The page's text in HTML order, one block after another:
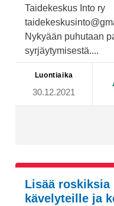
Taidekeskus Into ry
Nykyään puhutaan
syrjäytymisestä....
Luontiaika
30.12.2021
Lisää roskiksia
kävelyteille ja